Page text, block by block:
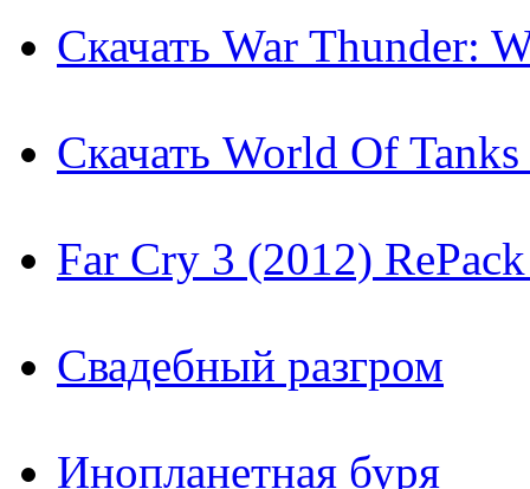
Скачать War Thunder:
Скачать World Of
Far Cry 3 (2012)
Свадебный разгром
Инопланетная буря